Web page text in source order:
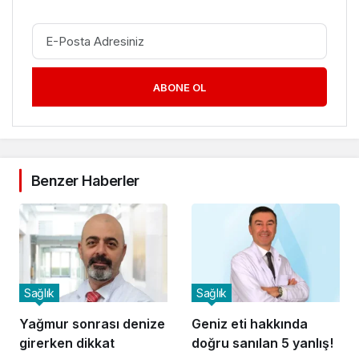
ABONE OL
Benzer Haberler
Yağmur sonrası denize
girerken dikkat
Sağlık
Geniz eti hakkında
doğru sanılan 5 yanlış!
Sağlık